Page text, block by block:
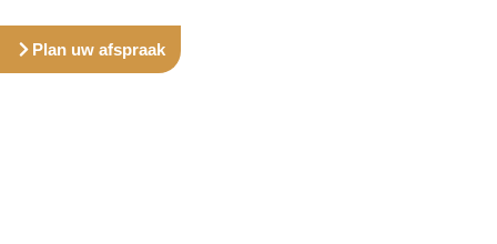
Plan uw afspraak